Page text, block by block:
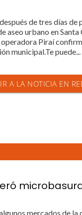
de tres días
aseo urbano en
Piraí
municipal.Te puede...
IR A LA NOTICIA EN
mercados de la